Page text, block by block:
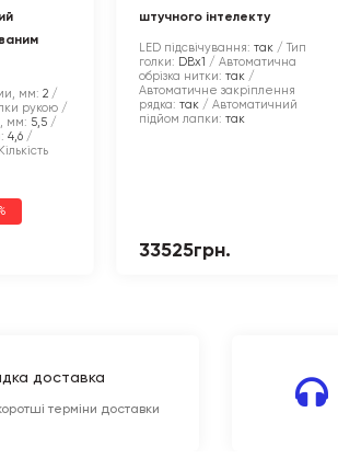
мм: 2
рукою /
мм: 5,5
4,6
Кількість
штучного інтелекту
LED підсвічування: так
Тип
голки: DBx1
Автоматична
обрізка нитки: так
Автоматичне закріплення
рядка: так
Автоматичний
підйом лапки: так
33525грн.
доставка
терміни доставки